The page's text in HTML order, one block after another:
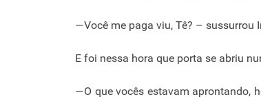
—Você me paga viu, Tê? – sussurrou
E foi nessa hora que porta se abriu
—O que vocês estavam aprontando,